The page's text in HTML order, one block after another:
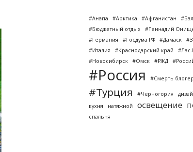
#Анапа #Арктика #Афганистан
#Бюджетный отдых
#Геннадий
#Германия
#Госдума РФ #Дамаск
#Италия
#Краснодарский край
#Лас-
#Новосибирск
#Омск #РЖД
#Россия #Смерть
#Турция #Черногория
кухня
натяжной освещение
спальня